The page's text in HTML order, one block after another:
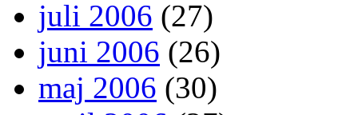
juli 2006 (27)
juni 2006 (26)
maj 2006 (30)